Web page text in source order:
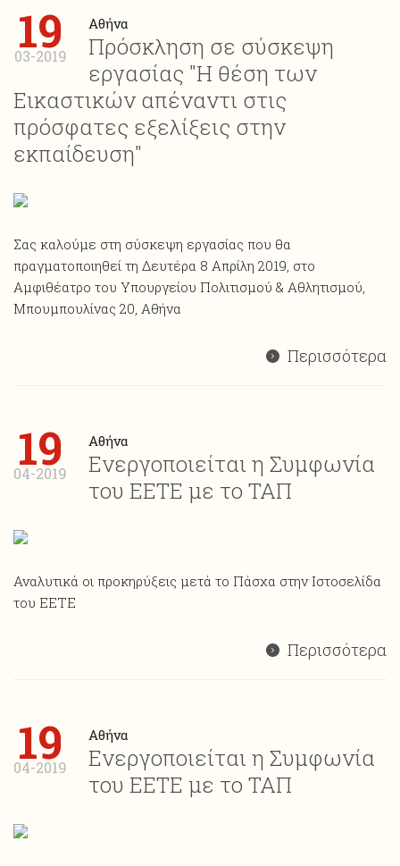
19
03-2019
Αθήνα
Πρόσκληση σε σύσκεψη
εργασίας "Η θέση των
Εικαστικών απέναντι στις
πρόσφατες εξελίξεις στην
εκπαίδευση"
Σας καλούμε στη σύσκεψη εργασίας που θα
πραγματοποιηθεί τη Δευτέρα 8 Απρίλη 2019, στο
Αμφιθέατρο του Υπουργείου Πολιτισμού & Αθλητισμού,
Μπουμπουλίνας 20, Αθήνα
Περισσότερα
19
04-2019
Αθήνα
Ενεργοποιείται η Συμφωνία
του ΕΕΤΕ με το ΤΑΠ
Αναλυτικά οι προκηρύξεις μετά το Πάσχα στην Ιστοσελίδα
του ΕΕΤΕ
Περισσότερα
19
04-2019
Αθήνα
Ενεργοποιείται η Συμφωνία
του ΕΕΤΕ με το ΤΑΠ